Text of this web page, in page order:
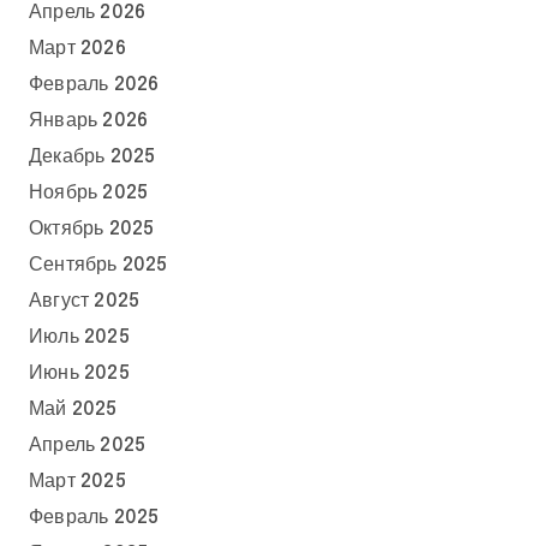
Апрель 2026
Март 2026
Февраль 2026
Январь 2026
Декабрь 2025
Ноябрь 2025
Октябрь 2025
Сентябрь 2025
Август 2025
Июль 2025
Июнь 2025
Май 2025
Апрель 2025
Март 2025
Февраль 2025